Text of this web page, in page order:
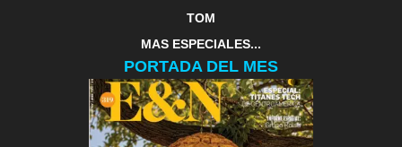
TOM
MAS ESPECIALES...
PORTADA DEL MES